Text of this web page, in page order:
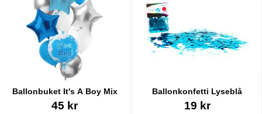
Ballonbuket It's A Boy Mix
Varenr 3508545 kr
Ballonkonfetti Lyseblå
Varenr 2569919 kr